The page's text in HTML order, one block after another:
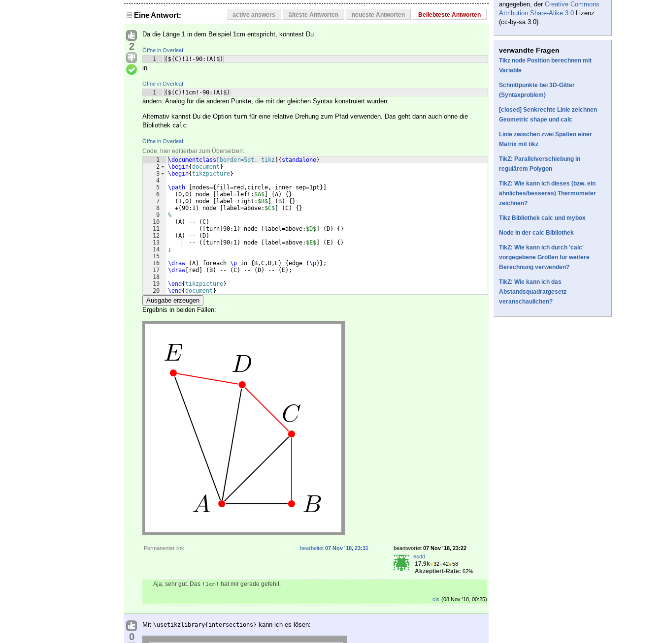
Eine Antwort: active answers älteste Antworten neueste Antworten Beliebteste Antworten
2
Da die Länge 1 in dem Beispiel 1cm entspricht, könntest Du
Öffne in Overleaf
1 ($(C)!1!-90:(A)$)
in
Öffne in Overleaf
1 ($(C)!1cm!-90:(A)$)
ändern. Analog für die anderen Punkte, die mit der gleichen Syntax konstruiert wurden.
Alternativ kannst Du die Option turn für eine relative Drehung zum Pfad verwenden. Das geht dann auch ohne die
Bibliothek calc:
Öffne in Overleaf
Code, hier editierbar zum Übersetzen:
1
2
3
4
5
6
7
8
9
10
11
12
13
14
15
16
17
18
19
20
\documentclass border=5pt, tikz { standalone}
\begin{document }
\begin{tikzpicture}
\path
nodes={ fill=red,circle, inner sep=1pt }]
(0,0) node label=left: $A$ (A) { }
( 1,0) node label=right: $B$ ( B) { }
  +
(90:1) node label=above: $C$ (C) { }
%
(A) -- (C)
  --
([ turn 90:1) node label=above: $D$ ( D) { }
(A) -- ( D)
  --
([ turn 90:1) node label=above: $E$ ( E) { }
;
\draw
(A) foreach \p in { B,C,D,E} {edge (\p)} ;
\draw[ red ( B) -- (C) -- ( D) -- ( E) ;
\end {tikzpicture}
\end {document }
Ausgabe erzeugen
Ergebnis in beiden Fällen:
Permanenter link beantwortet 07 Nov '18, 23:22
esdd
17.9k●32●42●58
Akzeptiert-Rate: 62%
bearbeitet 07 Nov '18, 23:31
Aja, sehr gut. Das !1cm! hat mir gerade gefehlt.
(08 Nov '18, 00:25)
cis
0
Mit \usetikzlibrary{intersections} kann ich es lösen:
angegeben, der Creative Commons
Attribution Share-Alike 3.0 Lizenz
(cc-by-sa 3.0).
verwandte Fragen
Tikz node Position berechnen mit
Variable
Schnittpunkte bei 3D-Gitter
(Syntaxproblem)
[closed] Senkrechte Linie zeichnen
Geometric shape und calc
Linie zwischen zwei Spalten einer
Matrix mit tikz
TikZ: Parallelverschiebung in
regulärem Polygon
TikZ: Wie kann ich dieses (bzw. ein
ähnliches/besseres) Thermometer
zeichnen?
Tikz Bibliothek calc und mybox
Node in der calc Bibliothek
TikZ: Wie kann ich durch 'calc'
vorgegebene Größen für weitere
Berechnung verwenden?
TikZ: Wie kann ich das
Abstandsquadratgesetz
veranschaulichen?